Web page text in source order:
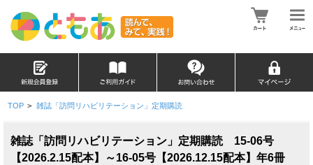
TOP > 雑誌「訪問リハビリテーション」定期購読
雑誌「訪問リハビリテーション」定期購読 15-06号
【2026.2.15配本】～16-05号【2026.12.15配本】年6冊